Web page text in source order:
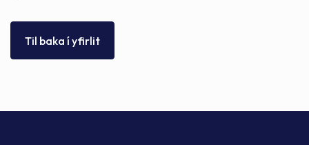
Til baka í yfirlit